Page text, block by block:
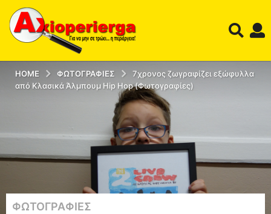
HOME ΦΩΤΟΓΡΑΦΊΕΣ
7χρονος ζωγραφίζει εξώφυλλα
από Κλασικά Άλμπουμ Hip Hop (Φωτογραφίες)
1
ΦΩΤΟΓΡΑΦΊΕΣ